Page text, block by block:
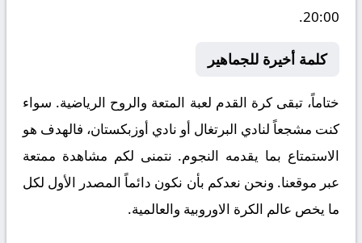
20:00.
كلمة أخيرة للجماهير
ختاماً، تبقى كرة القدم لعبة المتعة والروح الرياضية. سواء
كنت مشجعاً لنادي البرتغال أو نادي أوزبكستان، فالهدف هو
الاستمتاع بما يقدمه النجوم. نتمنى لكم مشاهدة ممتعة
عبر موقعنا. ونحن نعدكم بأن نكون دائماً المصدر الأول لكل
ما يخص عالم الكرة الاوروبية والعالمية.